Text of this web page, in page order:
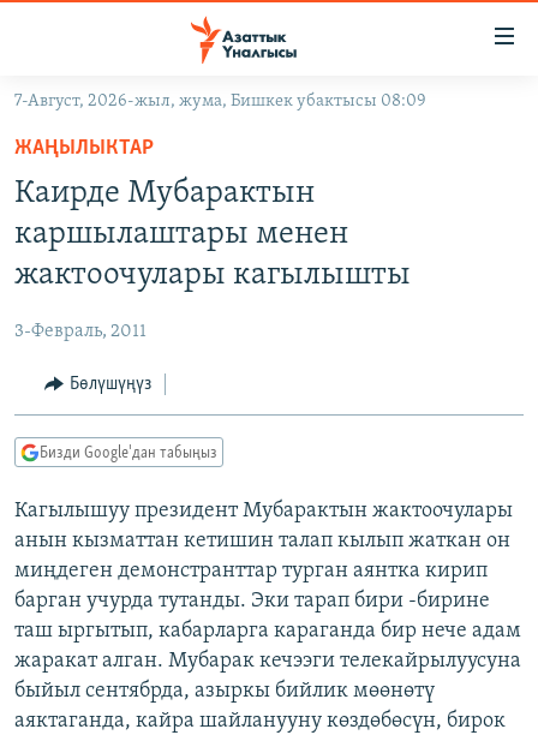
Навигацияга
өтүңүз
Издөөгө
салыңызКЫРГЫЗСТАН
МАДАНИЯТ
ДҮЙНӨ
УКРАИНА
ТВ ПРОГРАММАЛАР
БҮГҮН АЗАТТЫКТА
ДАНИСТЕ
АЗАТТЫК+
ЫҢГАЙСЫЗ СУРООЛОР
ПОДКАСТ
ЭЕ/АРнун бардык сайттары
7-Август, 2026-жыл, жума, Бишкек убактысы 08:09
ЖАҢЫЛЫКТАР
Каирде Мубарактын
каршылаштары менен
жактоочулары кагылышты
3-Февраль, 2011
Бөлүшүңүз
Бизди Google'дан табыңыз
Кагылышуу президент Мубарактын жактоочулары
анын кызматтан кетишин талап кылып жаткан он
миңдеген демонстранттар турган аянтка кирип
барган учурда тутанды. Эки тарап бири -бирине
таш ыргытып, кабарларга караганда бир нече адам
жаракат алган. Мубарак кечээги телекайрылуусуна
быйыл сентябрда, азыркы бийлик мөөнөтү
аяктаганда, кайра шайланууну көздөбөсүн, бирок